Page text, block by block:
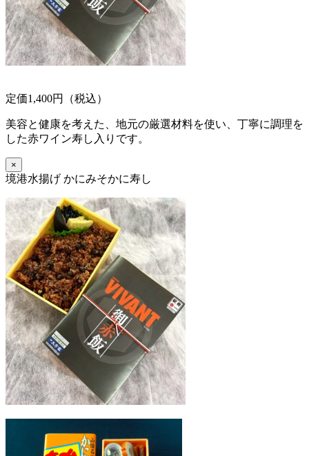
定価1,400円（税込）
美容と健康を考えた、地元の厳選材料を使い、丁寧に調理を
した赤ワイン寿し入りです。
×
境港水揚げ かにみそかに寿し